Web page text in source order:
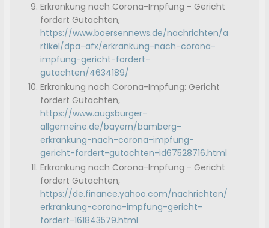
Erkrankung nach Corona-Impfung - Gericht
fordert Gutachten,
https://www.boersennews.de/nachrichten/a
rtikel/dpa-afx/erkrankung-nach-corona-
impfung-gericht-fordert-
gutachten/4634189/
Erkrankung nach Corona-Impfung: Gericht
fordert Gutachten,
https://www.augsburger-
allgemeine.de/bayern/bamberg-
erkrankung-nach-corona-impfung-
gericht-fordert-gutachten-id67528716.html
Erkrankung nach Corona-Impfung - Gericht
fordert Gutachten,
https://de.finance.yahoo.com/nachrichten/
erkrankung-corona-impfung-gericht-
fordert-161843579.html